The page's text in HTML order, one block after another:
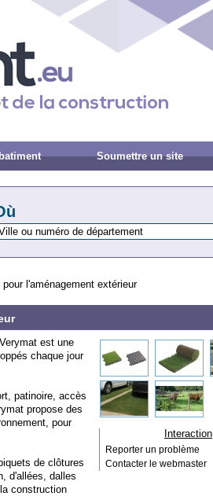
Soumettre un site
l'aménagement extérieur
est une
chaque jour
patinoire, accès
propose des
pour
de clôtures
d'allées, dalles
construction
Interaction
Reporter un problème
Contacter le webmaster